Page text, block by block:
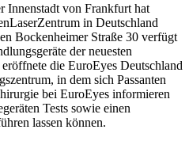
Innenstadt von Frankfurt hat
in Deutschland
Bockenheimer Straße 30 verfügt
der neuesten
die EuroEyes Deutschland
in dem sich Passanten
bei EuroEyes informieren
Tests sowie einen
lassen können.